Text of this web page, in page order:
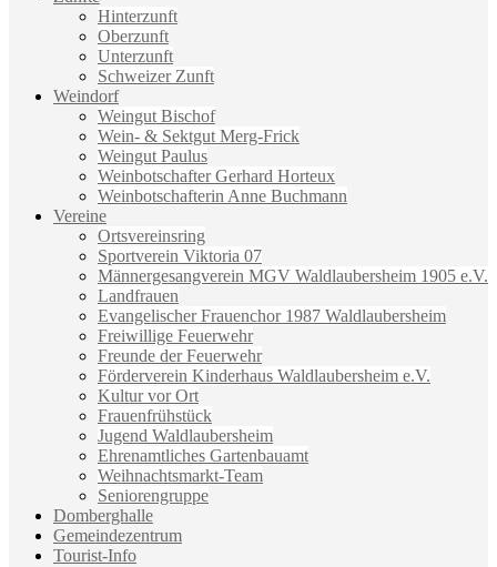
Hinterzunft
Oberzunft
Unterzunft
Schweizer Zunft
Weindorf
Weingut Bischof
Wein- & Sektgut Merg-Frick
Weingut Paulus
Weinbotschafter Gerhard Horteux
Weinbotschafterin Anne Buchmann
Vereine
Ortsvereinsring
Sportverein Viktoria 07
Männergesangverein MGV Waldlaubersheim 1905 e.V.
Landfrauen
Evangelischer Frauenchor 1987 Waldlaubersheim
Freiwillige Feuerwehr
Freunde der Feuerwehr
Förderverein Kinderhaus Waldlaubersheim e.V.
Kultur vor Ort
Frauenfrühstück
Jugend Waldlaubersheim
Ehrenamtliches Gartenbauamt
Weihnachtsmarkt-Team
Seniorengruppe
Domberghalle
Gemeindezentrum
Tourist-Info